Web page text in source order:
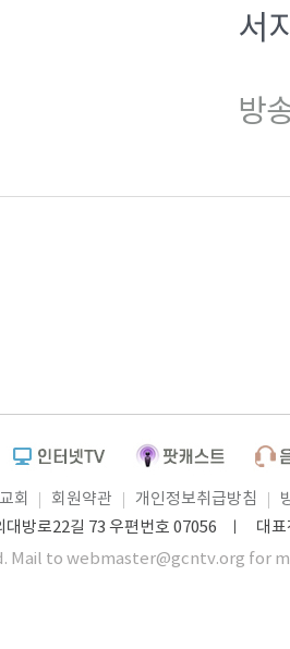
서
방
회 회원약관 개인정보취급방침
대방로22길 73 우편번호 07056 ㅣ 대
Mail to webmaster@gcntv.org for